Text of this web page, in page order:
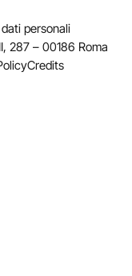
personali
287 – 00186 Roma
Credits